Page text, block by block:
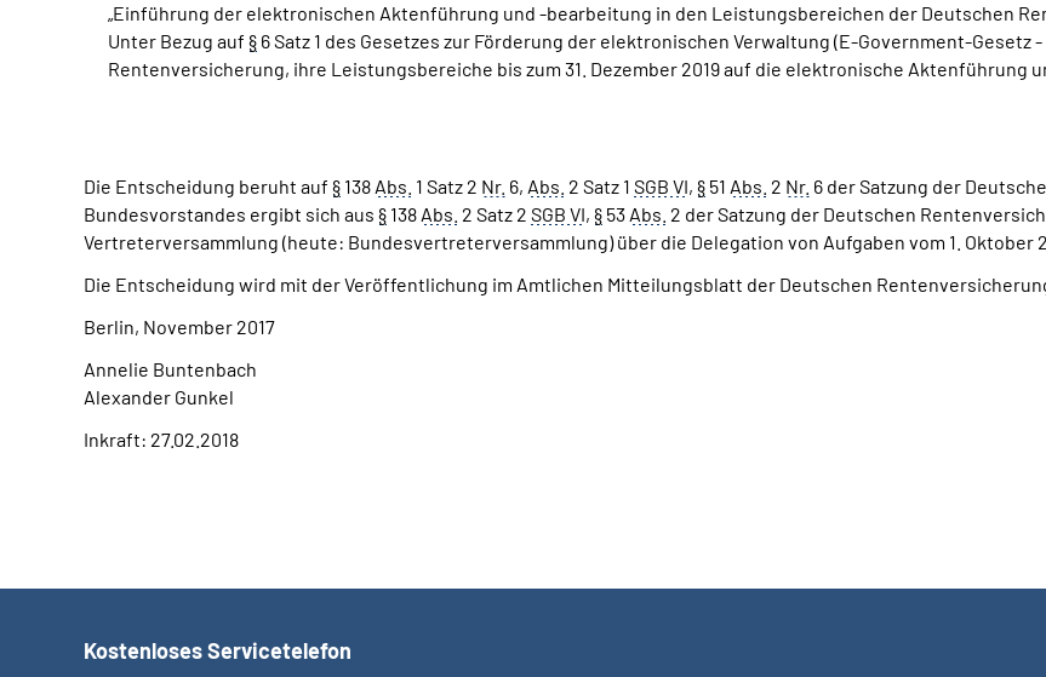
„Einführung der elektronischen Aktenführung und -bearbeitung in den Leistungsbereichen der Deutschen
Unter Bezug auf § 6 Satz 1 des Gesetzes zur Förderung der elektronischen Verwaltung (E-Government-Gesetz
Rentenversicherung, ihre Leistungsbereiche bis zum 31. Dezember 2019 auf die elektronische Aktenführung
Die Entscheidung beruht auf § 138 Abs. 1 Satz 2 Nr. 6, Abs. 2 Satz 1 SGB VI, § 51 Abs. 2 Nr. 6 der Satzung der
Bundesvorstandes ergibt sich aus § 138 Abs. 2 Satz 2 SGB VI, § 53 Abs. 2 der Satzung der Deutschen
Vertreterversammlung (heute: Bundesvertreterversammlung) über die Delegation von Aufgaben vom 1. Oktober
Die Entscheidung wird mit der Veröffentlichung im Amtlichen Mitteilungsblatt der Deutschen
Berlin, November 2017
Annelie Buntenbach
Alexander Gunkel
Inkraft: 27.02.2018
Kostenloses Servicetelefon